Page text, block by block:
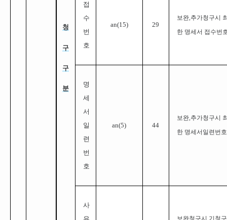
청
구
구
분
접
수
번
호
an(15) 29
보완,추가청구시
한 명세서 접수번
명
세
서
일
련
번
호
an(5) 44
보완,추가청구시
한 명세서일련번
사